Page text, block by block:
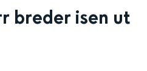
breder isen ut